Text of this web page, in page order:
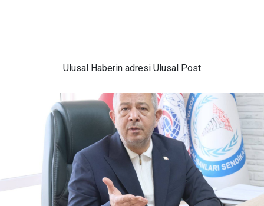
Ulusal Haberin adresi Ulusal Post